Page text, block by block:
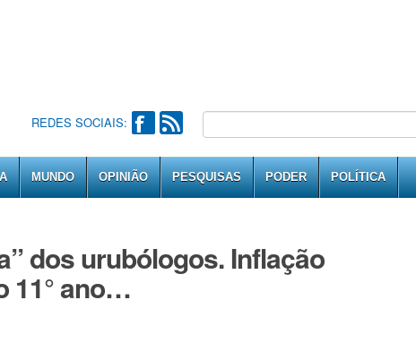
REDES SOCIAIS:
MUNDO OPINIÃO PESQUISAS PODER POLÍTICA
dos urubólogos. Inflação
11° ano…